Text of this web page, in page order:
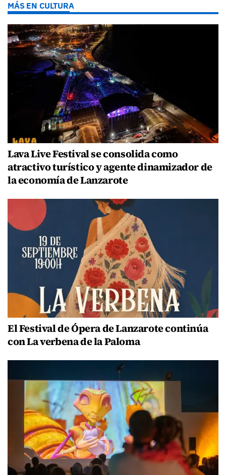
MÁS EN CULTURA
Lava Live Festival se consolida como
atractivo turístico y agente dinamizador de
la economía de Lanzarote
El Festival de Ópera de Lanzarote continúa
con La verbena de la Paloma